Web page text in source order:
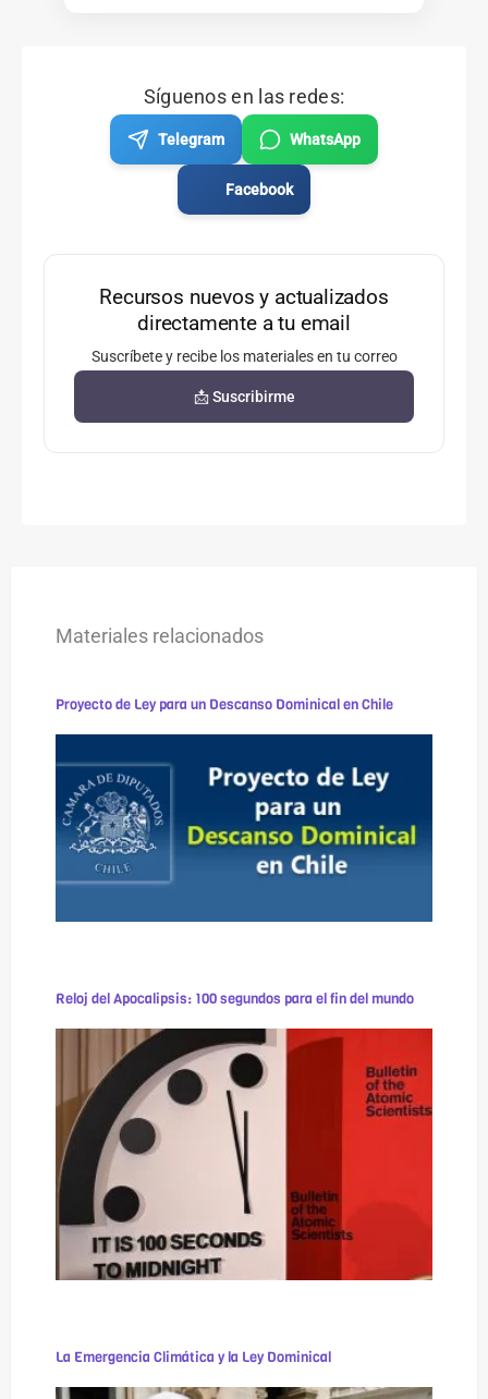
Síguenos en las redes:
Telegram WhatsApp
Facebook
Recursos nuevos y actualizados
directamente a tu email
Suscríbete y recibe los materiales en tu correo
📩 Suscribirme
Materiales relacionados
Proyecto de Ley para un Descanso Dominical en Chile
Reloj del Apocalipsis: 100 segundos para el fin del mundo
La Emergencia Climática y la Ley Dominical